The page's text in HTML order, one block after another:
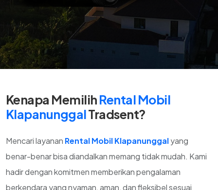
Kenapa MemilihRental Mobil
KlapanunggalTradsent?
Mencari layanan Rental Mobil Klapanunggalyang
benar-benar bisa diandalkan memang tidak mudah. Kami
hadir dengan komitmen memberikan pengalaman
berkendara yang nyaman, aman, dan fleksibel sesuai